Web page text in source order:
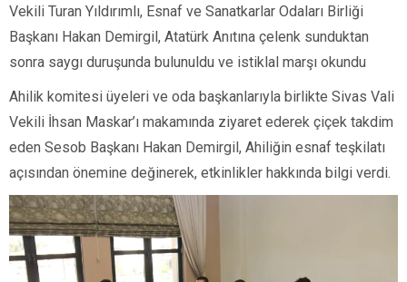
Vekili Turan Yıldırımlı, Esnaf ve Sanatkarlar Odaları Birliği
Başkanı Hakan Demirgil, Atatürk Anıtına çelenk sunduktan
sonra saygı duruşunda bulunuldu ve istiklal marşı okundu
Ahilik komitesi üyeleri ve oda başkanlarıyla birlikte Sivas Vali
Vekili İhsan Maskar’ı makamında ziyaret ederek çiçek takdim
eden Sesob Başkanı Hakan Demirgil, Ahiliğin esnaf teşkilatı
açısından önemine değinerek, etkinlikler hakkında bilgi verdi.